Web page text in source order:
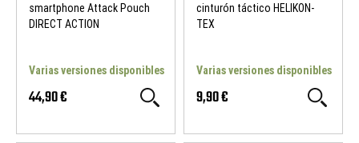
smartphone Attack Pouch
DIRECT ACTION
Varias versiones disponibles
44,90 €
cinturón táctico HELIKON-
TEX
Varias versiones disponibles
9,90 €